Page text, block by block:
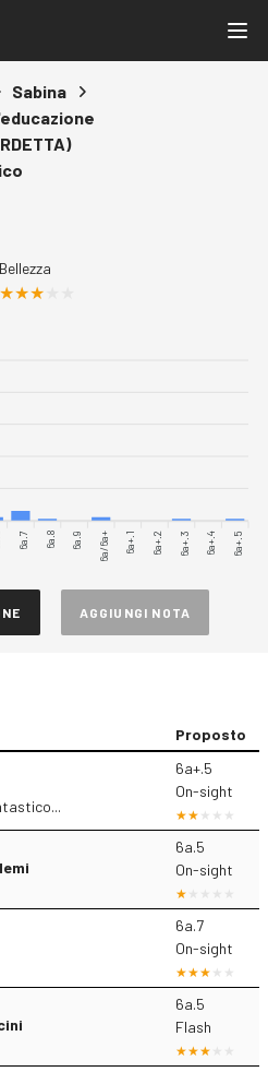
Sabina
Bellezza
6a.7 6a.8 6a.9 6a/6a+ 6a+.1 6a+.2 6a+.3 6a+.4 6a+.5
AGGIUNGI NOTA
Proposto
6a+.5
On-sight
6a.5
On-sight
6a.7
On-sight
6a.5
Flash